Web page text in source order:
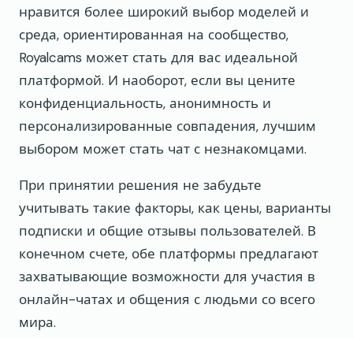
нравится более широкий выбор моделей и
среда, ориентированная на сообщество,
Royalcams может стать для вас идеальной
платформой. И наоборот, если вы цените
конфиденциальность, анонимность и
персонализированные совпадения, лучшим
выбором может стать чат с незнакомцами.
При принятии решения не забудьте
учитывать такие факторы, как цены, варианты
подписки и общие отзывы пользователей. В
конечном счете, обе платформы предлагают
захватывающие возможности для участия в
онлайн-чатах и общения с людьми со всего
мира.